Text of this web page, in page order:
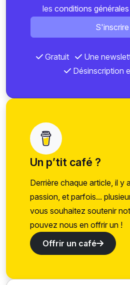
les conditions
S'inscrire
Gratuit
Une
Désinscription
Un p’tit café ?
Derrière chaque article, il y
passion, et parfois...
vous souhaitez soutenir
pouvez nous en offrir un !
Offrir un café